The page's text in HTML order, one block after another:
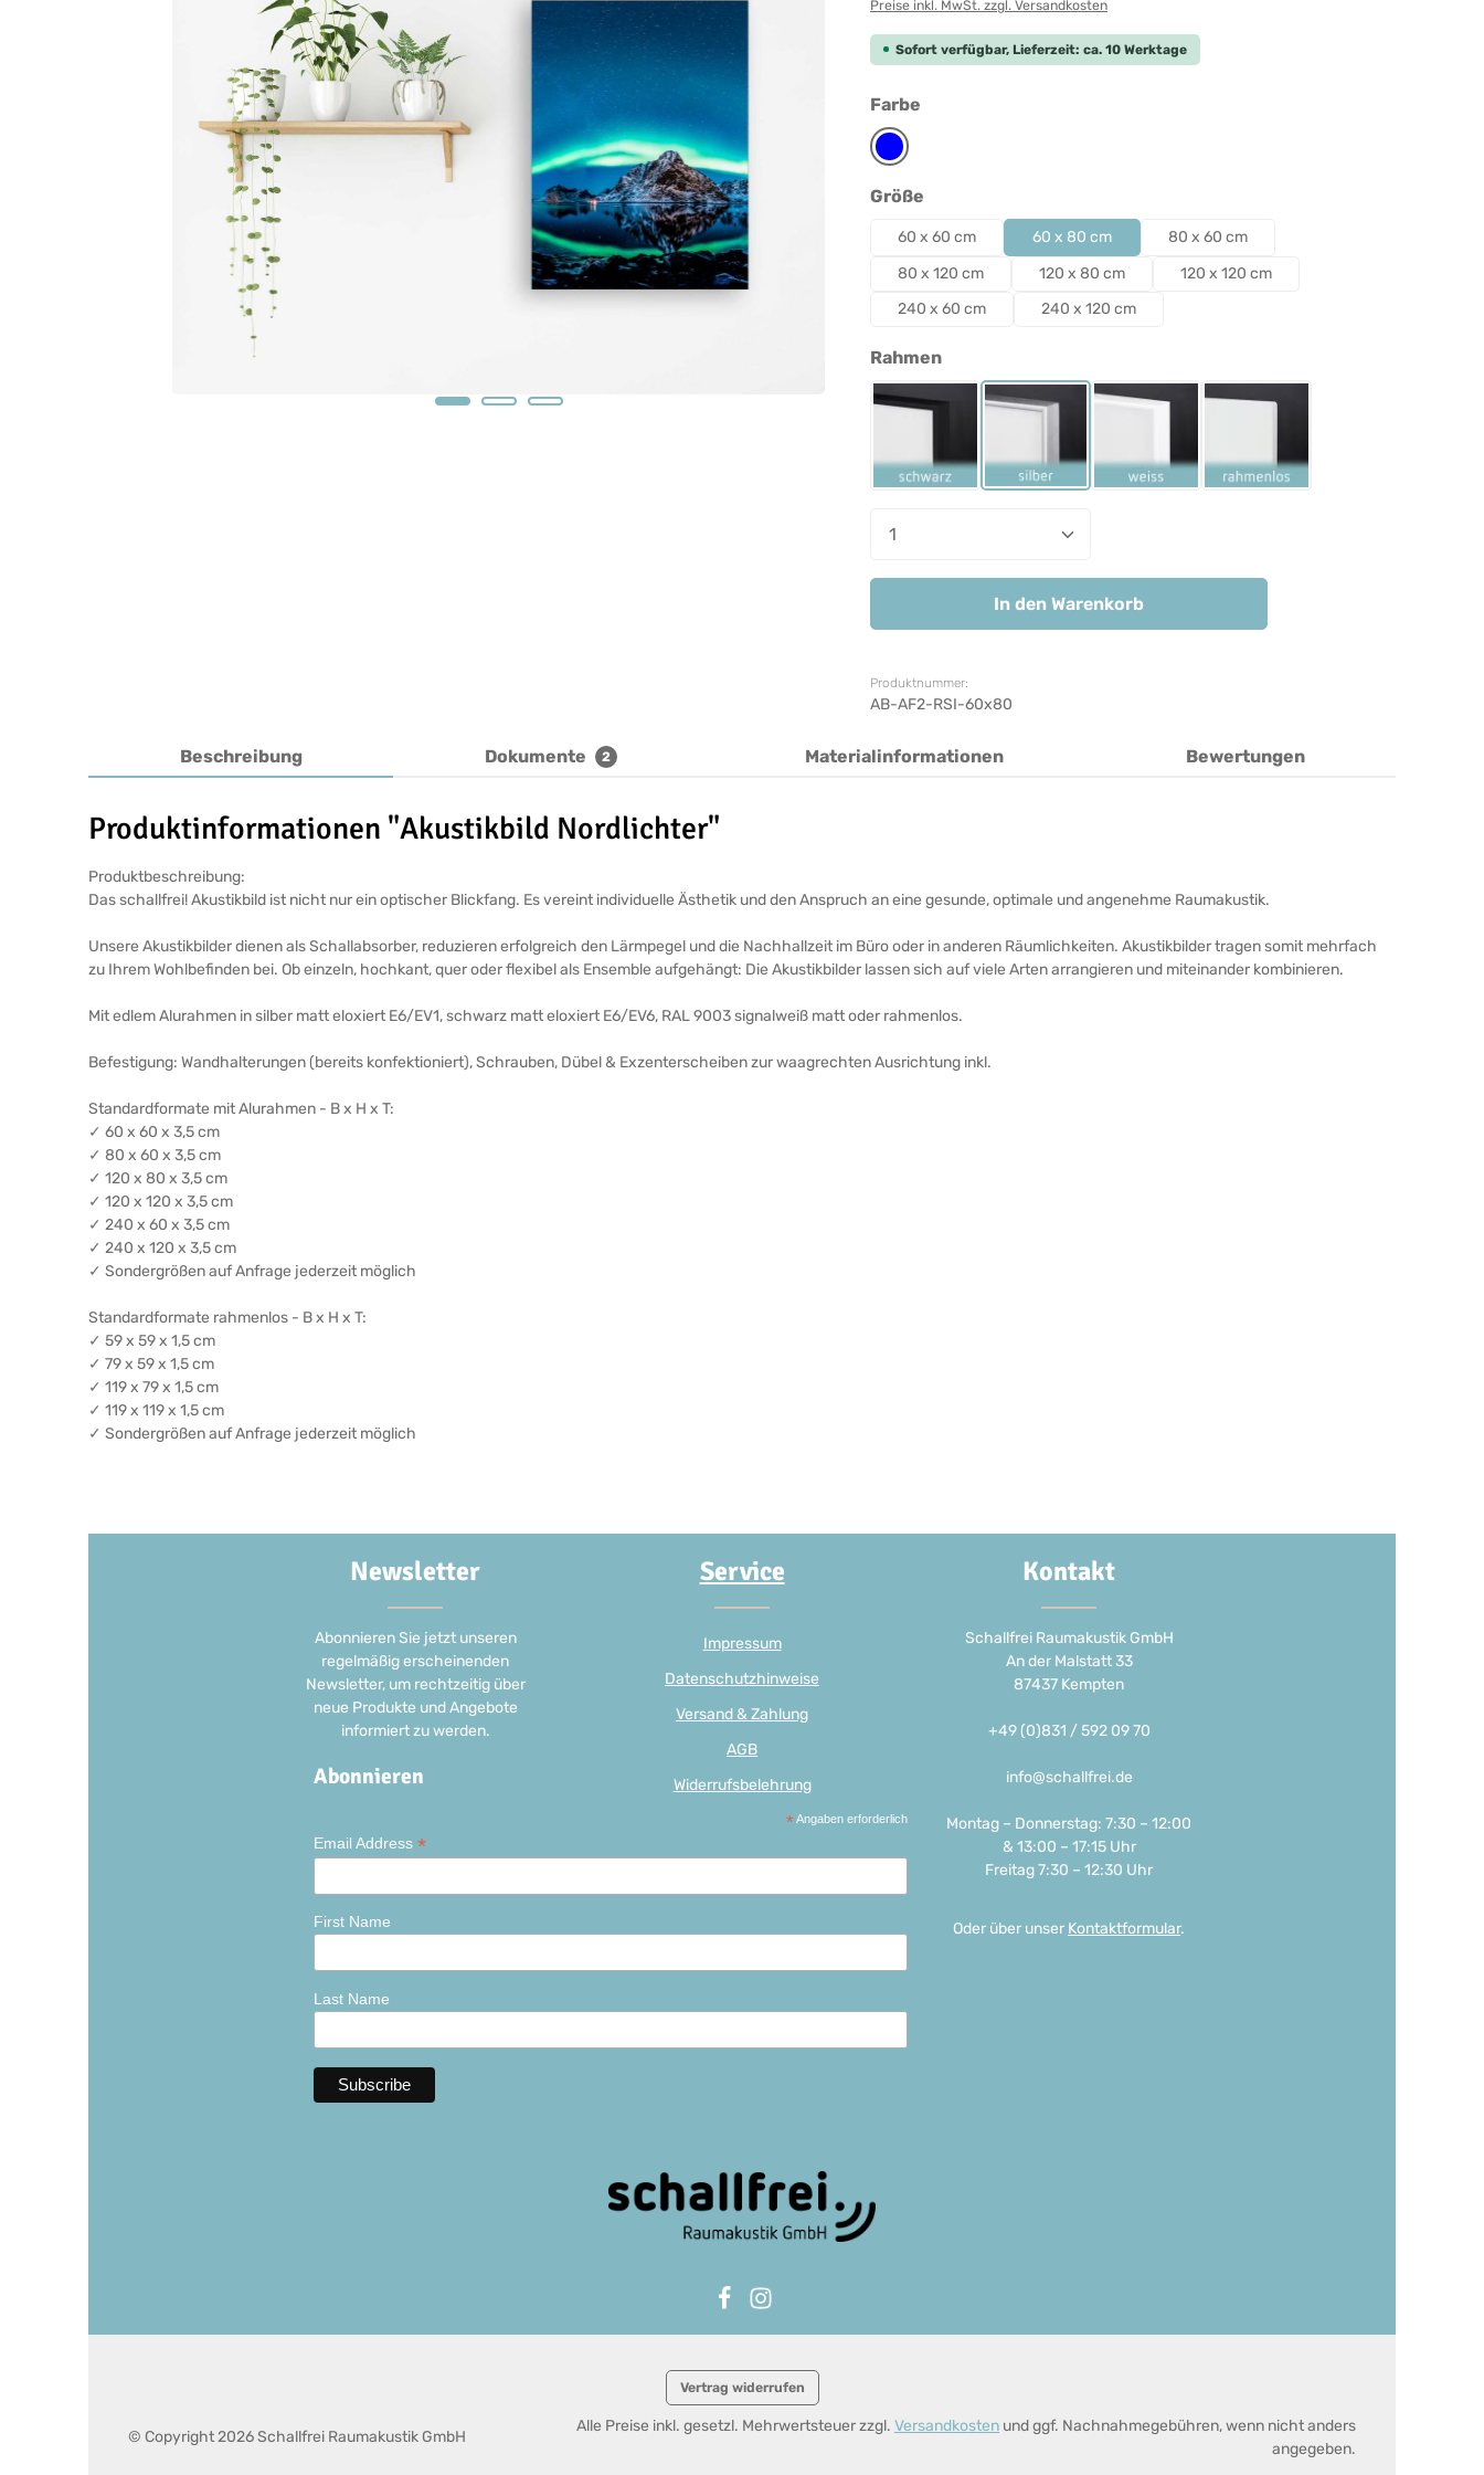
Preise inkl. MwSt. zzgl. Versandkosten
Sofort verfügbar, Lieferzeit: ca. 10 Werktage
Farbe
Blau
Größe
60 x 60 cm 60 x 80 cm
80 x 60 cm
80 x 120 cm
120 x 80 cm
120 x 120 cm
240 x 60 cm
240 x 120 cm
Rahmenauswählen
Produkt Anzahl: Gib den gewünschten Wert ein
In den Warenkorb
Produktnummer:
AB-AF2-RSI-60x80
Beschreibung Dokumente 2 Materialinformationen Bewertungen
Produktinformationen "Akustikbild Nordlichter"
Produktbeschreibung:
Das schallfrei! Akustikbild ist nicht nur ein optischer Blickfang. Es vereint individuelle Ästhetik und den Anspruch an eine gesunde, optimale und angenehme Raumakustik.
Unsere Akustikbilder dienen als Schallabsorber, reduzieren erfolgreich den Lärmpegel und die Nachhallzeit im Büro oder in anderen Räumlichkeiten. Akustikbilder tragen somit mehrfach
zu Ihrem Wohlbefinden bei. Ob einzeln, hochkant, quer oder flexibel als Ensemble aufgehängt: Die Akustikbilder lassen sich auf viele Arten arrangieren und miteinander kombinieren.
Mit edlem Alurahmen in silber matt eloxiert E6/EV1, schwarz matt eloxiert E6/EV6, RAL 9003 signalweiß matt oder rahmenlos.
Befestigung: Wandhalterungen (bereits konfektioniert), Schrauben, Dübel & Exzenterscheiben zur waagrechten Ausrichtung inkl.
Standardformate mit Alurahmen - B x H x T:
✓ 60 x 60 x 3,5 cm
✓ 80 x 60 x 3,5 cm
✓ 120 x 80 x 3,5 cm
✓ 120 x 120 x 3,5 cm
✓ 240 x 60 x 3,5 cm
✓ 240 x 120 x 3,5 cm
✓ Sondergrößen auf Anfrage jederzeit möglich
Standardformate rahmenlos - B x H x T:
✓ 59 x 59 x 1,5 cm
✓ 79 x 59 x 1,5 cm
✓ 119 x 79 x 1,5 cm
✓ 119 x 119 x 1,5 cm
✓ Sondergrößen auf Anfrage jederzeit möglich
Newsletter
Abonnieren Sie jetzt unseren
regelmäßig erscheinenden
Newsletter, um rechtzeitig über
neue Produkte und Angebote
informiert zu werden.
Abonnieren
* Angaben erforderlich
Email Address *
First Name
Last Name
Service
Impressum
Datenschutzhinweise
Versand & Zahlung
AGB
Widerrufsbelehrung
Kontakt
Schallfrei Raumakustik GmbH
An der Malstatt 33
87437 Kempten
+49 (0)831 / 592 09 70
info@schallfrei.de
Montag – Donnerstag: 7:30 – 12:00
& 13:00 – 17:15 Uhr
Freitag 7:30 – 12:30 Uhr
Oder über unser Kontaktformular.
Vertrag widerrufen
© Copyright 2026 Schallfrei Raumakustik GmbH
Alle Preise inkl. gesetzl. Mehrwertsteuer zzgl. Versandkosten und ggf. Nachnahmegebühren, wenn nicht anders
angegeben.